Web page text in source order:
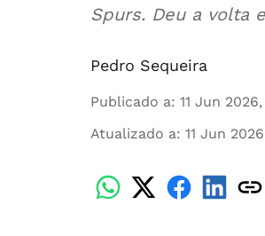
Spurs. Deu a volta
Pedro Sequeira
Publicado a: 11 Jun
Atualizado a: 11 Jun